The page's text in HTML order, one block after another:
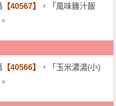
【40567】
，「風味雞汁飯
【40566】
，「玉米濃湯(小)